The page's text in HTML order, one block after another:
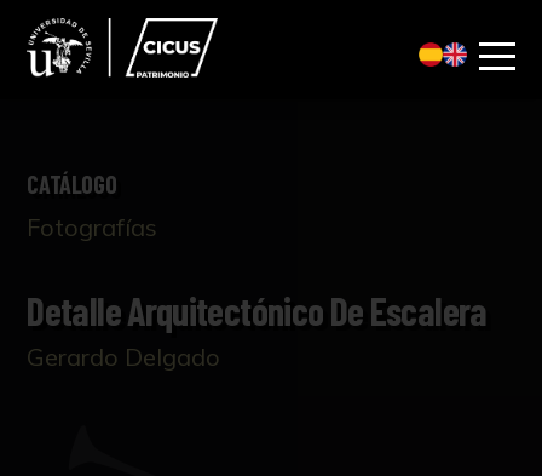
CATÁLOGO
Fotografías
Detalle Arquitectónico De Escalera
Gerardo Delgado